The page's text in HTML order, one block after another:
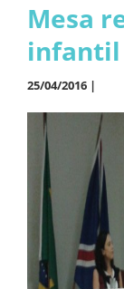
Mesa
infantil
25/04/2016 |